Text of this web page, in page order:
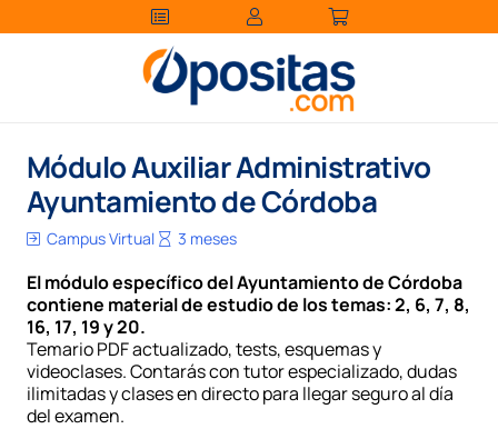
Módulo Auxiliar Administrativo
Ayuntamiento de Córdoba
Campus Virtual 3 meses
El módulo específico del Ayuntamiento de Córdoba
contiene material de estudio de los temas: 2, 6, 7, 8,
16, 17, 19 y 20.
Temario PDF actualizado, tests, esquemas y
videoclases. Contarás con tutor especializado, dudas
ilimitadas y clases en directo para llegar seguro al día
del examen.